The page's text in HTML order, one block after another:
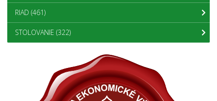
RIAD (461)
STOLOVANIE (322)